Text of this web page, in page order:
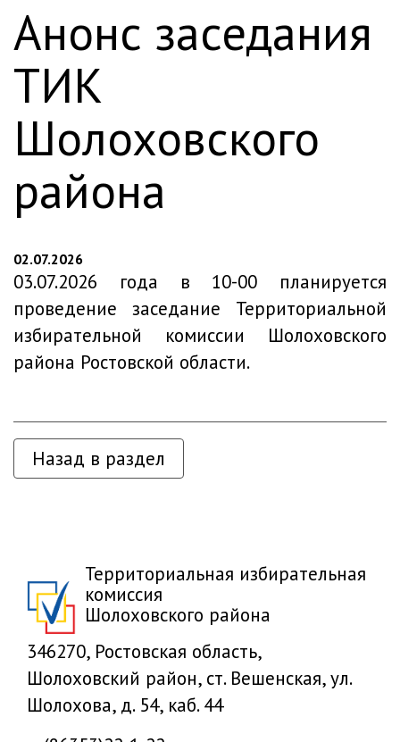
Анонс заседания
ТИК
Шолоховского
района
02.07.2026
03.07.2026 года в 10-00 планируется
проведение заседание Территориальной
избирательной комиссии Шолоховского
района Ростовской области.
Назад в раздел
Территориальная избирательная
комиссия
Шолоховского района
346270, Ростовская область,
Шолоховский район, ст. Вешенская, ул.
Шолохова, д. 54, каб. 44